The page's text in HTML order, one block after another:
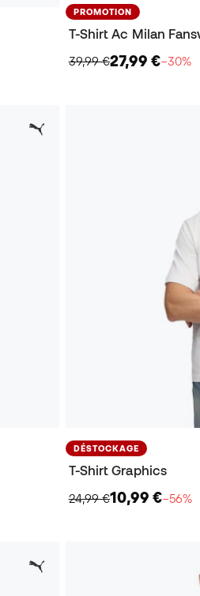
PROMOTION
T-Shirt Ac Milan
39,99 €27,99 €−30%
DÉSTOCKAGE
T-Shirt Graphics
24,99 €10,99 €−56%